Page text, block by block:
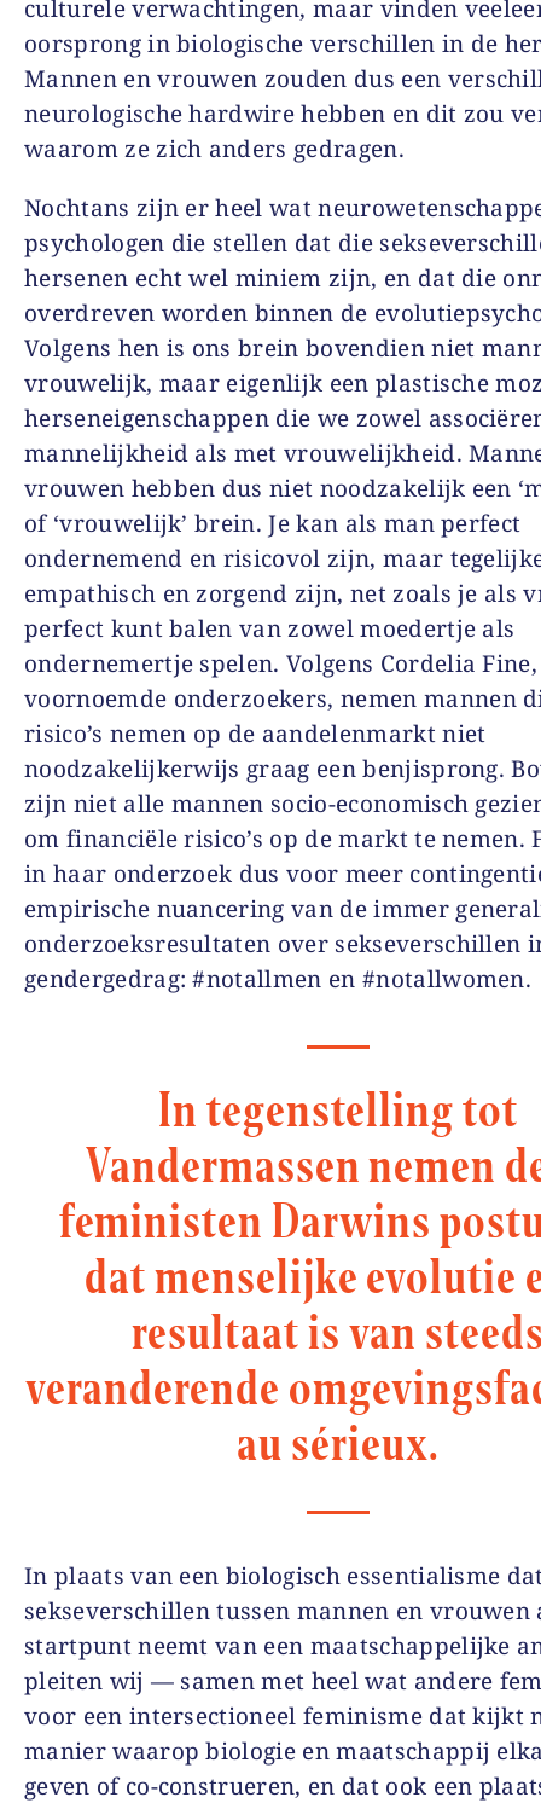
culturele verwachtingen, maar vinden
oorsprong in biologische verschillen in de
Mannen en vrouwen zouden dus een
neurologische hardwire hebben en dit zou
waarom ze zich anders gedragen.
Nochtans zijn er heel wat
psychologen die stellen dat die
hersenen echt wel miniem zijn, en dat die
overdreven worden binnen de
Volgens hen is ons brein bovendien niet
vrouwelijk, maar eigenlijk een plastische
herseneigenschappen die we zowel
mannelijkheid als met vrouwelijkheid.
vrouwen hebben dus niet noodzakelijk een
of ‘vrouwelijk’ brein. Je kan als man perfect
ondernemend en risicovol zijn, maar
empathisch en zorgend zijn, net zoals je als
perfect kunt balen van zowel moedertje als
ondernemertje spelen. Volgens Cordelia
voornoemde onderzoekers, nemen mannen
risico’s nemen op de aandelenmarkt niet
noodzakelijkerwijs graag een benjisprong.
zijn niet alle mannen socio-economisch
om financiële risico’s op de markt te nemen.
in haar onderzoek dus voor meer
empirische nuancering van de immer
onderzoeksresultaten over sekseverschillen
gendergedrag: #notallmen en #notallwomen.
In tegenstelling tot
Vandermassen nemen
feministen Darwins
dat menselijke evolutie
resultaat is van
veranderende
au sérieux.
In plaats van een biologisch essentialisme
sekseverschillen tussen mannen en vrouwen
startpunt neemt van een maatschappelijke
pleiten wij — samen met heel wat andere
voor een intersectioneel feminisme dat kijkt
manier waarop biologie en maatschappij
geven of co-construeren, en dat ook een